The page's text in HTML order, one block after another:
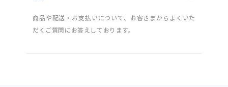
商品や配送・お支払いについて、お客さまからよくいた
だくご質問にお答えしております。